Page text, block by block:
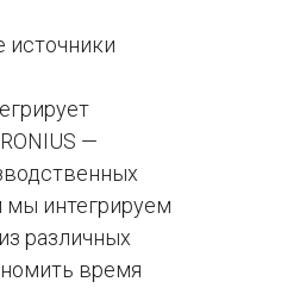
—
мы интегрируем
различных
время